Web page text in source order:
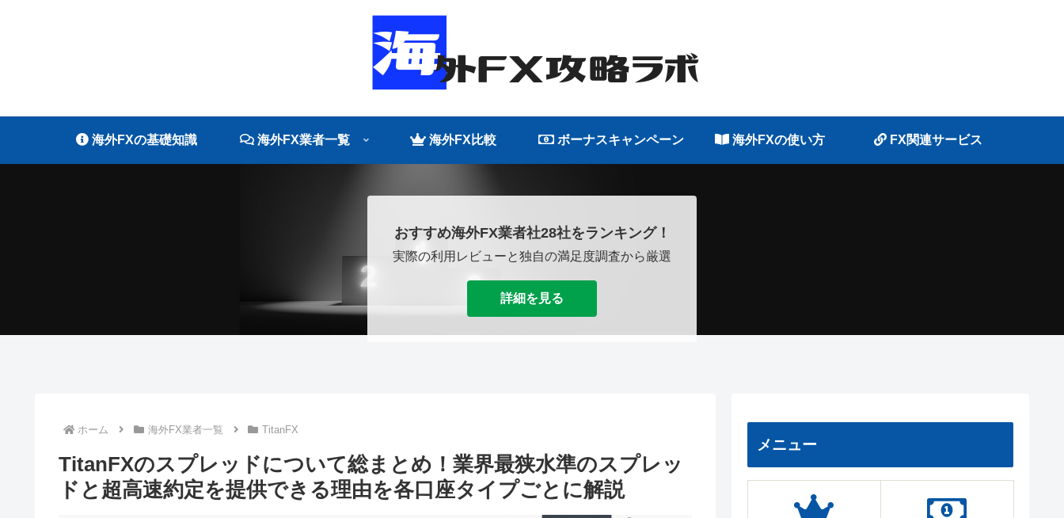
海外FXの基礎知識 海外FX業者一覧 海外FX比較 ボーナスキャンペーン 海外FXの使い方 FX関連サービス
おすすめ海外FX業者社28社をランキング！
実際の利用レビューと独自の満足度調査から厳選
詳細を見る
ホーム 海外FX業者一覧 TitanFX
TitanFXのスプレッドについて総まとめ！業界最狭水準のスプレッ
ドと超高速約定を提供できる理由を各口座タイプごとに解説
メニュー